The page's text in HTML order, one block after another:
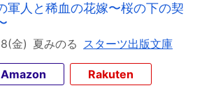
軍人と稀血の花嫁〜桜の下の契
金) 夏みのる スターツ出版文庫
Amazon
Rakuten